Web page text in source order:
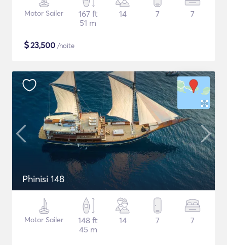
Motor Sailer
167 ft
51 m
14 7 7
$23,500 /noite
Phinisi 148
Motor Sailer
148 ft
45 m
14 7 7